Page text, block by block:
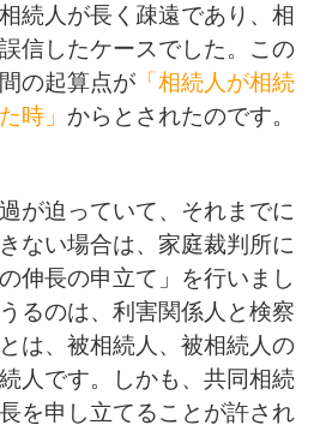
続人が長く疎遠であり、相
信したケースでした。この
の起算点が「相続人が相続
時」 からとされたのです。
が迫っていて、それまでに
ない場合は、家庭裁判所に
伸長の申立て」を行いまし
るのは、利害関係人と検察
は、被相続人、被相続人の
人です。しかも、共同相続
を申し立てることが許され